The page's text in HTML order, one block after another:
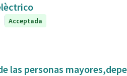
no elèctrico
Acceptada
las personas